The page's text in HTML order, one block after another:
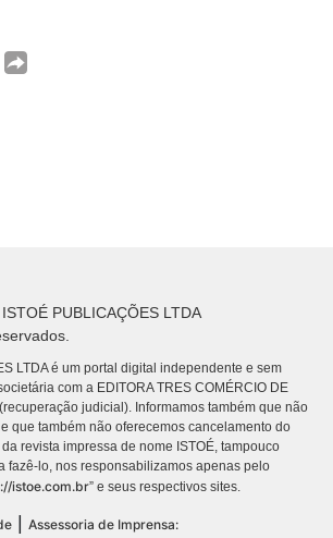
PUBLICAÇÕES LTDA
LTDA é um portal digital independente e sem
com a EDITORA TRES COMÉRCIO DE
judicial). Informamos também que não
que também não oferecemos cancelamento do
revista impressa de nome ISTOÉ, tampouco
fazê-lo, nos responsabilizamos apenas pelo
istoe.com.br” e seus respectivos sites.
Assessoria de Imprensa: